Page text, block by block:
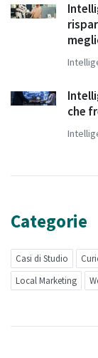
che
Categorie
Casi di Studio
Local Marketing